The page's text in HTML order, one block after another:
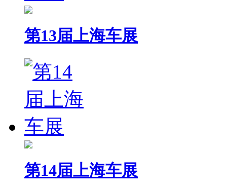
第13届上海车展
第14届上海车展